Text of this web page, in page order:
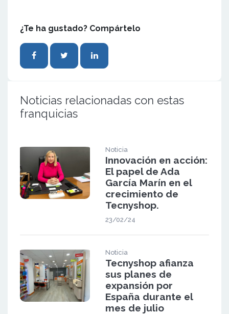
¿Te ha gustado? Compártelo
Noticias relacionadas con estas
franquicias
Noticia
Innovación en acción:
El papel de Ada
García Marín en el
crecimiento de
Tecnyshop.
23/02/24
Noticia
Tecnyshop afianza
sus planes de
expansión por
España durante el
mes de julio